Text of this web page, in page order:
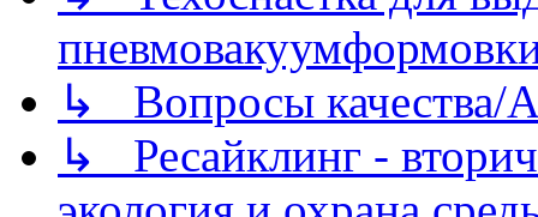
↳ Вопросы качества/
↳ Ресайклинг -